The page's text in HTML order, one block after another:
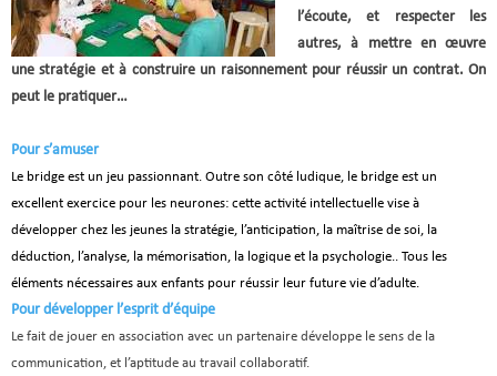
La Gazette
Informations pratiques
Comité des Flandres
Compétitions
Calendrier et Compétitions
Documents utiles en Compétition
l’écoute, et respecter les
autres, à mettre en œuvre
une stratégie et à construire un raisonnement pour réussir un contrat. On
peut le pratiquer…
Pour s’amuser
Le bridge est un jeu passionnant. Outre son côté ludique, le bridge est un
excellent exercice pour les neurones: cette activité intellectuelle vise à
développer chez les jeunes la stratégie, l’anticipation, la maîtrise de soi, la
déduction, l’analyse, la mémorisation, la logique et la psychologie.. Tous les
éléments nécessaires aux enfants pour réussir leur future vie d’adulte.
Pour développer l’esprit d’équipe
Le fait de jouer en association avec un partenaire développe le sens de la
communication, et l’aptitude au travail collaboratif.